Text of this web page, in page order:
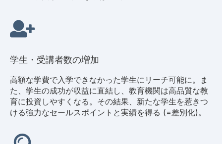
学生・受講者数の増加
高額な学費で入学できなかった学生にリーチ可能に。ま
た、学生の成功が収益に直結し、教育機関は高品質な教
育に投資しやすくなる。その結果、新たな学生を惹きつ
ける強力なセールスポイントと実績を得る (=差別化)。